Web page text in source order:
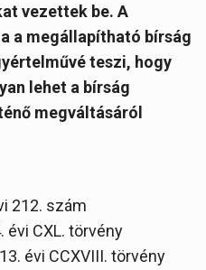
vezettek be. A
a megállapítható bírság
teszi, hogy
lehet a bírság
megváltásáról
212. szám
évi CXL. törvény
évi CCXVIII. törvény